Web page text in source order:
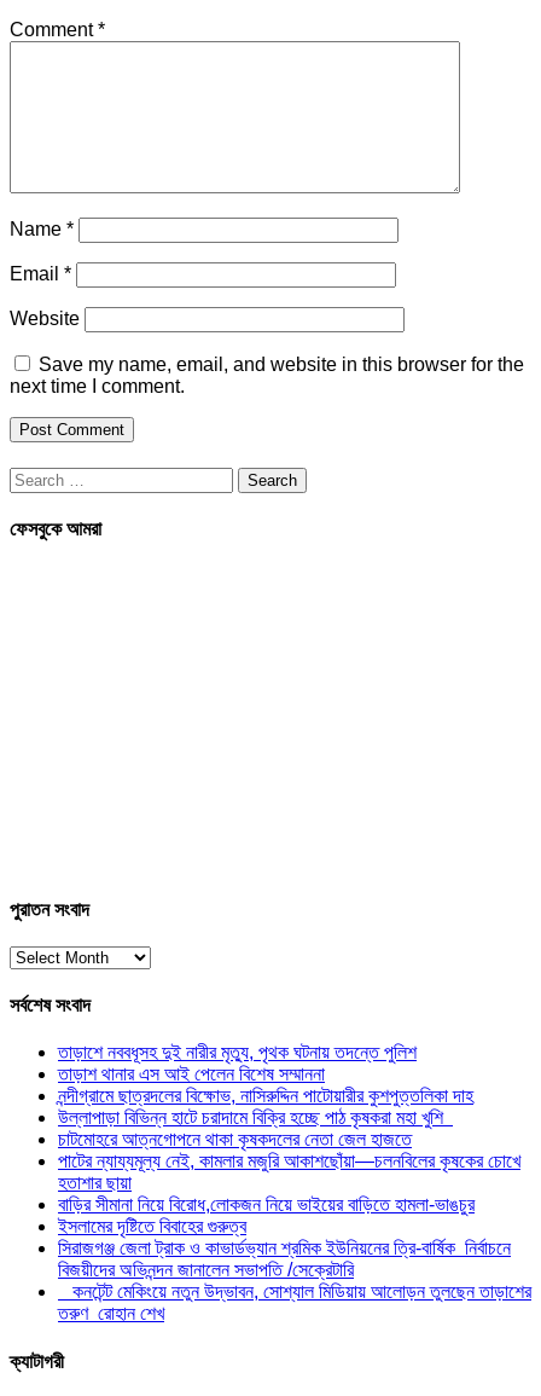
Comment*
Name *
Email *
Website
Save my name, email, and website in this browser for the
next time I comment.
Search
for:
ফেসবুকে আমরা
পুরাতন সংবাদ
পুরাতন
সর্বশেষ সংবাদ
তাড়াশে নববধূসহ দুই নারীর মৃত্যু, পৃথক ঘটনায় তদন্তে পুলিশ
তাড়াশ থানার এস আই পেলেন বিশেষ সম্মাননা
নন্দীগ্রামে ছাত্রদলের বিক্ষোভ, নাসিরুদ্দিন পাটোয়ারীর কুশপুত্তলিকা দাহ
উল্লাপাড়া বিভিন্ন হাটে চরাদামে বিক্রি হচ্ছে পাঠ কৃষকরা মহা খুশি
চাটমোহরে আত্নগোপনে থাকা কৃষকদলের নেতা জেল হাজতে
পাটের ন্যায্যমূল্য নেই, কামলার মজুরি আকাশছোঁয়া—চলনবিলের কৃষকের চোখে
হতাশার ছায়া
বাড়ির সীমানা নিয়ে বিরোধ,লোকজন নিয়ে ভাইয়ের বাড়িতে হামলা-ভাঙচুর
ইসলামের দৃষ্টিতে বিবাহের গুরুত্ব
সিরাজগঞ্জ জেলা ট্রাক ও কাভার্ডভ্যান শ্রমিক ইউনিয়নের ত্রি-বার্ষিক নির্বাচনে
বিজয়ীদের অভিনন্দন জানালেন সভাপতি /সেক্রেটারি
কনটেন্ট মেকিংয়ে নতুন উদ্ভাবন, সোশ্যাল মিডিয়ায় আলোড়ন তুলছেন তাড়াশের
তরুণ রোহান শেখ
ক্যাটাগরী